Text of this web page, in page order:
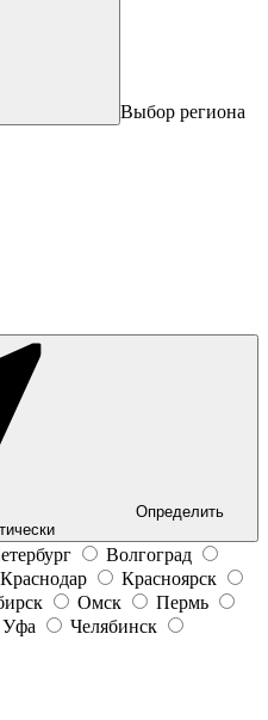
Выбор региона
Определить
Волгоград
Краснодар
Красноярск
Омск
Пермь
Уфа Челябинск